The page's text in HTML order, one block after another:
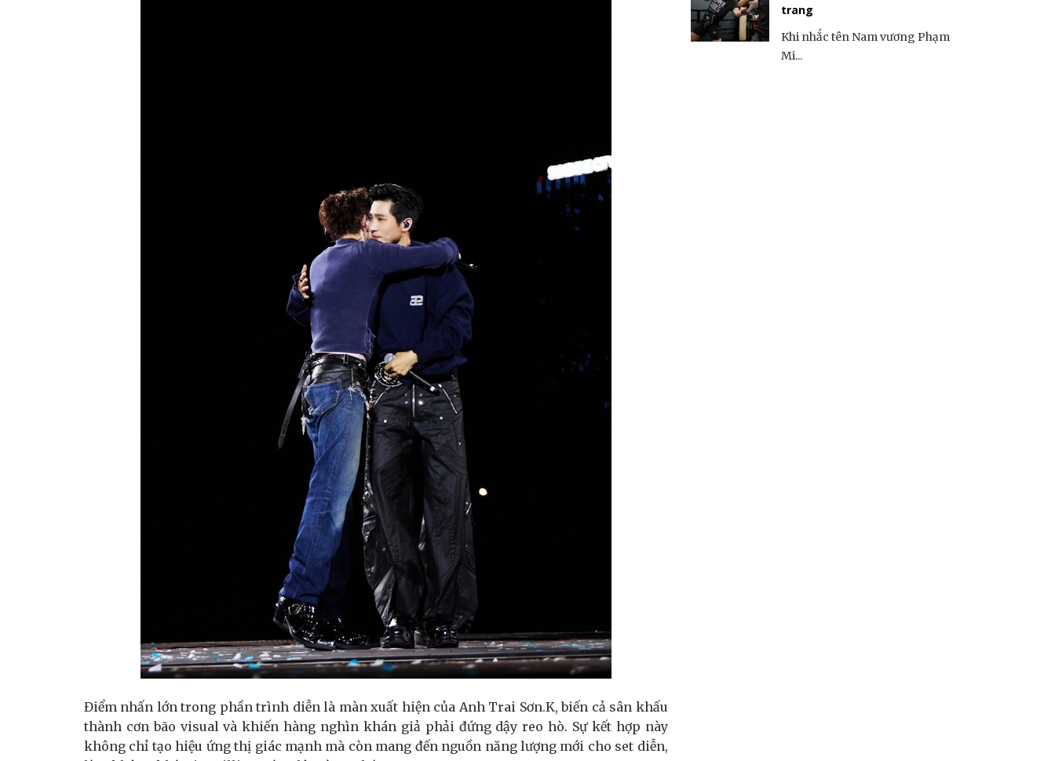
Điểm nhấn lớn trong phần trình diễn là màn xuất hiện của Anh Trai Sơn.K, biến cả sân khấu
thành cơn bão visual và khiến hàng nghìn khán giả phải đứng dậy reo hò. Sự kết hợp này
không chỉ tạo hiệu ứng thị giác mạnh mà còn mang đến nguồn năng lượng mới cho set diễn,
trang
Khi nhắc tên Nam vương Phạm
Mi...